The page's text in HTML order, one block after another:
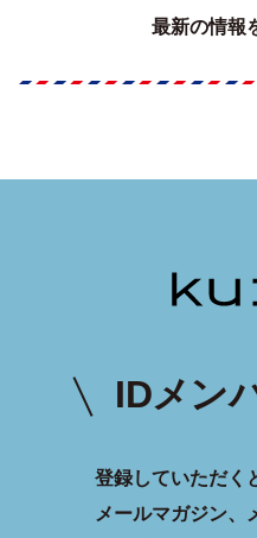
最新の情報
IDメン
登録していただく
メールマガジン、